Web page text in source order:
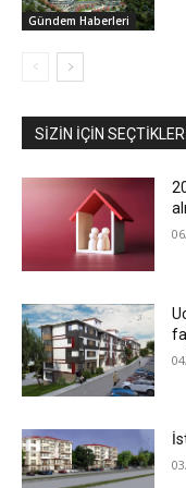
Gündem Haberleri
SIZIN İÇIN